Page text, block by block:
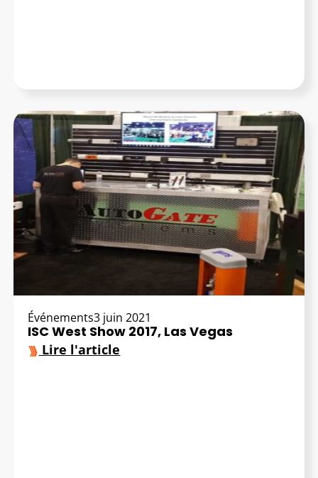
Événements3 juin 2021
ISC West Show 2017, Las Vegas
Lire l'article